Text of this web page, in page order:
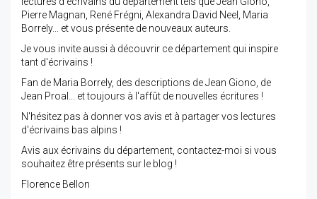
Pierre Magnan, René Frégni, Alexandra David Neel, Maria
Borrely... et vous présente de nouveaux auteurs.
Je vous invite aussi à découvrir ce département qui inspire
tant d'écrivains !
Fan de Maria Borrely, des descriptions de Jean Giono, de
Jean Proal... et toujours à l'affût de nouvelles écritures !
N'hésitez pas à donner vos avis et à partager vos lectures
d'écrivains bas alpins !
Avis aux écrivains du département, contactez-moi si vous
souhaitez être présents sur le blog !
Florence Bellon